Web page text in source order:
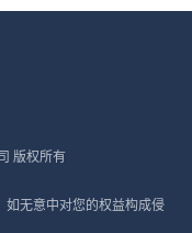
版权所有
如无意中对您的权益构成侵